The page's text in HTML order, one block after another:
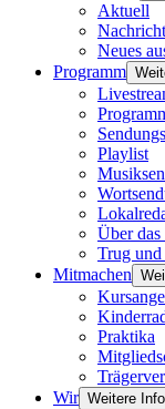
Aktuell
Neues
Programm
Playlist
Über
Trug und
Mitmachen
Praktika
Wir Weitere